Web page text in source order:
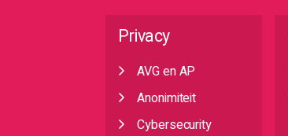
Privacy
AVG en AP
Anonimiteit
Cybersecurity